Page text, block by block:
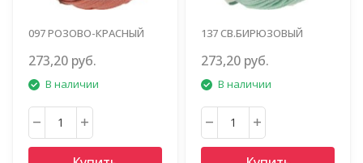
097 РОЗОВО-КРАСНЫЙ
273,20 руб.
В наличии
137 СВ.БИРЮЗОВЫЙ
273,20 руб.
В наличии